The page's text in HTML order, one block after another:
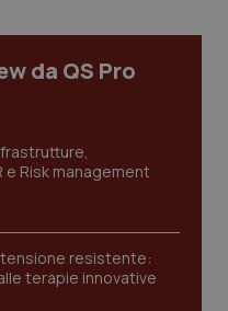
da QS Pro
e Risk management
resistente:
terapie innovative
a rendere fruibile il
alle aree
è in grado di
questi cookie.
YouTube
.youtube.com